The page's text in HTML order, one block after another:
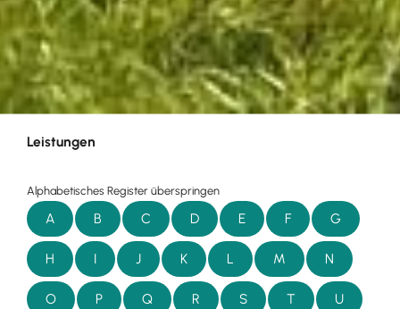
Leistungen
Alphabetisches Register überspringen
A B C D E F G
H I J K L M N
O P Q R S T U